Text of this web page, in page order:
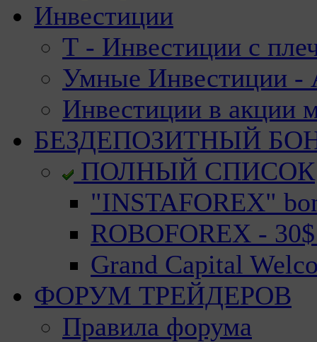
Инвестиции
Т - Инвестиции с
Умные Инвестиции -
Инвестиции в акции
БЕЗДЕПОЗИТНЫЙ
ПОЛНЫЙ СПИСОК
"INSTAFOREX"
ROBOFOREX -
Grand Capital
ФОРУМ ТРЕЙДЕРОВ
Правила форума